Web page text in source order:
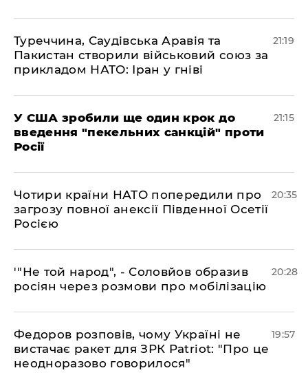
​Туреччина, Саудівська Аравія та
Пакистан створили військовий союз за
прикладом НАТО: Іран у гніві
21:19
​У США зробили ще один крок до
введення "пекельних санкцій" проти
Росії
21:15
​Чотири країни НАТО попередили про
загрозу повної анексії Південної Осетії
Росією
20:35
​'"Не той народ", - Соловйов образив
росіян через розмови про мобілізацію
20:28
​Федоров розповів, чому Україні не
вистачає ракет для ЗРК Patriot: "Про це
неодноразово говорилося"
19:57